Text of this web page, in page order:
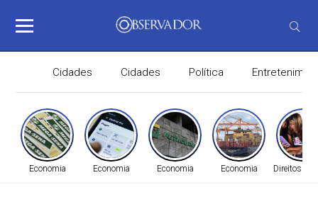
Cidades Cidades Política
Economia Economia Economia Economia Direitos